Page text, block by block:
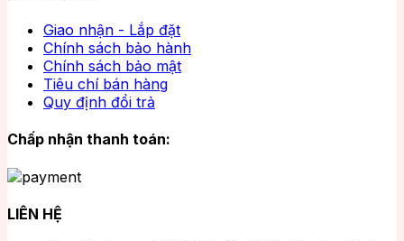
Giao nhận - Lắp đặt
Chính sách bảo hành
Chính sách bảo mật
Tiêu chí bán hàng
Quy định đổi trả
Chấp nhận thanh toán:
LIÊN HỆ